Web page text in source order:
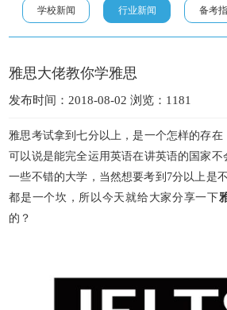
学校新闻 行业新闻 备考
雅思大佬教你学雅思
发布时间：2018-08-02 浏览：1181
雅思考试拿到七分以上，是一个怎样的存在
可以说是能完全运用英语在讲英语的国家
一些不错的大学，当然想要考到 7分以上是
都是一个坎，所以今天就给大家分享一下
的？